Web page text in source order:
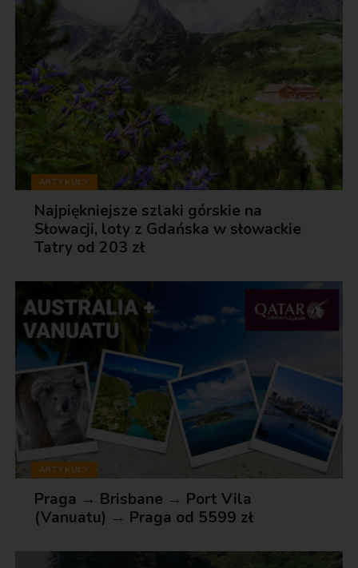
ARTYKUŁY
Najpiękniejsze szlaki górskie na
Słowacji, loty z Gdańska w słowackie
Tatry od 203 zł
ARTYKUŁY
Praga → Brisbane → Port Vila
(Vanuatu) → Praga od 5599 zł